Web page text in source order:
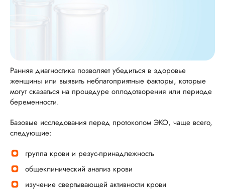
Ранняя диагностика позволяет убедиться в здоровье
женщины или выявить неблагоприятные факторы, которые
могут сказаться на процедуре оплодотворения или периоде
беременности.
Базовые исследования перед протоколом ЭКО, чаще всего,
следующие:
группа крови и резус-принадлежность
общеклинический анализ крови
изучение свертывающей активности крови